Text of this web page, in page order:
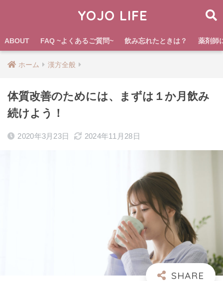
YOJO LIFE
ABOUT FAQ ~よくあるご質問~ 飲み忘れたときは？ 薬剤師
ホーム 漢方全般
体質改善のためには、まずは１か月飲み
続けよう！
2020年3月23日 2024年11月28日